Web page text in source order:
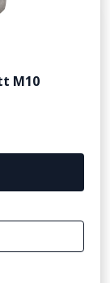
M10